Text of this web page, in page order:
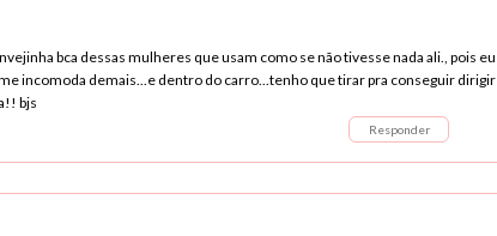
bca dessas mulheres que usam como se não tivesse nada ali., pois eu
incomoda demais...e dentro do carro...tenho que tirar pra conseguir dirigir
bjs
Responder